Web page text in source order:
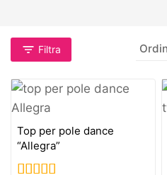
Filtra
Top per pole dance
“Allegra”